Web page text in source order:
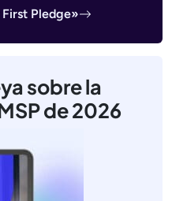
Pledge»
sobre la
de 2026